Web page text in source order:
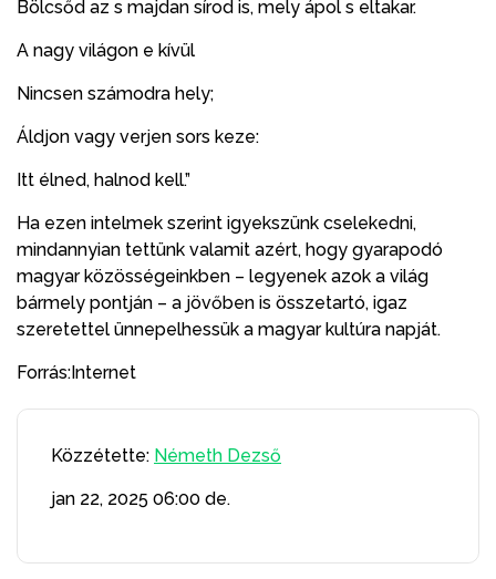
Bölcsőd az s majdan sírod is, mely ápol s eltakar.
A nagy világon e kívül
Nincsen számodra hely;
Áldjon vagy verjen sors keze:
Itt élned, halnod kell.”
Ha ezen intelmek szerint igyekszünk cselekedni,
mindannyian tettünk valamit azért, hogy gyarapodó
magyar közösségeinkben – legyenek azok a világ
bármely pontján – a jövőben is összetartó, igaz
szeretettel ünnepelhessük a magyar kultúra napját.
Forrás:Internet
Közzétette: Németh Dezső
jan 22, 2025 06:00 de.